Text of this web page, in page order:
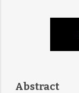
Abstract